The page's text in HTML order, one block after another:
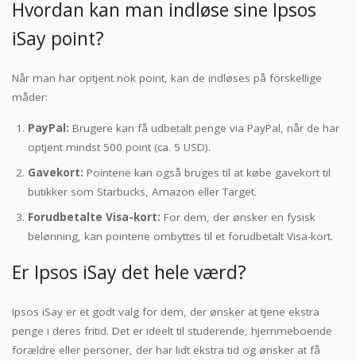
Hvordan kan man indløse sine Ipsos
iSay point?
Når man har optjent nok point, kan de indløses på forskellige
måder:
PayPal: Brugere kan få udbetalt penge via PayPal, når de har
optjent mindst 500 point (ca. 5 USD).
Gavekort: Pointene kan også bruges til at købe gavekort til
butikker som Starbucks, Amazon eller Target.
Forudbetalte Visa-kort: For dem, der ønsker en fysisk
belønning, kan pointene ombyttes til et forudbetalt Visa-kort.
Er Ipsos iSay det hele værd?
Ipsos iSay er et godt valg for dem, der ønsker at tjene ekstra
penge i deres fritid. Det er ideelt til studerende, hjemmeboende
forældre eller personer, der har lidt ekstra tid og ønsker at få